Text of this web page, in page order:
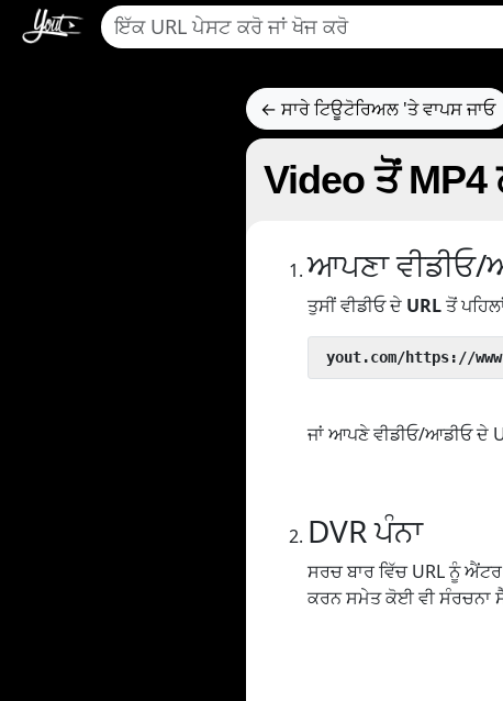
← ਸਾਰੇ ਟਿਊਟੋਰਿਅਲ 'ਤੇ ਵਾਪਸ ਜਾਓ
Video ਤੋਂ MP4
ਆਪਣਾ
ਤੁਸੀਂ ਵੀਡੀਓ ਦੇ URLਤੋਂ
yout.com/https://
ਜਾਂ ਆਪਣੇ ਵੀਡੀਓ/ਆਡੀਓ ਦੇ
DVR ਪੰਨਾ
ਸਰਚ ਬਾਰ ਵਿੱਚ URL ਨੂੰ
ਕਰਨ ਸਮੇਤ ਕੋਈ ਵੀ ਸੰਰਚਨਾ